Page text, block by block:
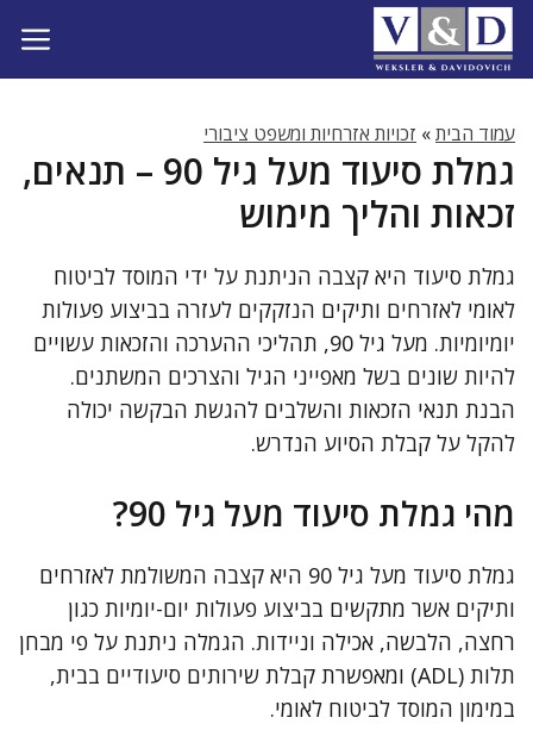
לדלג
לתוכן
עמוד הבית» זכויות אזרחיות ומשפט ציבורי
גמלת סיעוד מעל גיל 90 – תנאים,
זכאות והליך מימוש
גמלת סיעוד היא קצבה הניתנת על ידי המוסד לביטוח
לאומי לאזרחים ותיקים הנזקקים לעזרה בביצוע פעולות
יומיומיות. מעל גיל 90, תהליכי ההערכה והזכאות עשויים
להיות שונים בשל מאפייני הגיל והצרכים המשתנים.
הבנת תנאי הזכאות והשלבים להגשת הבקשה יכולה
להקל על קבלת הסיוע הנדרש.
מהי גמלת סיעוד מעל גיל 90?
גמלת סיעוד מעל גיל 90 היא קצבה המשולמת לאזרחים
ותיקים אשר מתקשים בביצוע פעולות יום-יומיות כגון
רחצה, הלבשה, אכילה וניידות. הגמלה ניתנת על פי מבחן
תלות (ADL) ומאפשרת קבלת שירותים סיעודיים בבית,
במימון המוסד לביטוח לאומי.